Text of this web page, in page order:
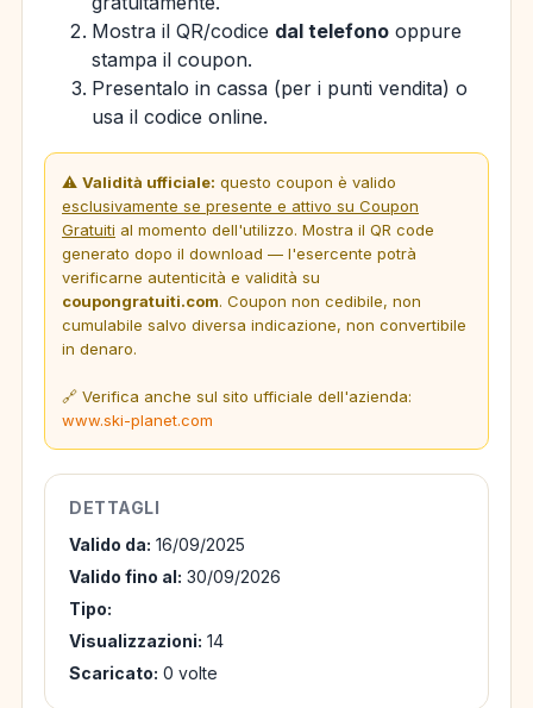
Mostra il QR/codice dal telefono oppure
stampa il coupon.
Presentalo in cassa (per i punti vendita) o
usa il codice online.
⚠️ Validità ufficiale: questo coupon è valido
esclusivamente se presente e attivo su Coupon
Gratuiti al momento dell'utilizzo. Mostra il QR code
generato dopo il download — l'esercente potrà
verificarne autenticità e validità su
coupongratuiti.com. Coupon non cedibile, non
cumulabile salvo diversa indicazione, non convertibile
in denaro.
🔗 Verifica anche sul sito ufficiale dell'azienda:
www.ski-planet.com
DETTAGLI
Valido da: 16/09/2025
Valido fino al: 30/09/2026
Tipo:
Visualizzazioni: 14
Scaricato: 0 volte